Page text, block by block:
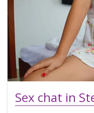
Sex chat in